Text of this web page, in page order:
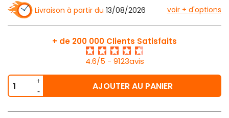
Livraison à partir du 13/08/2026 voir + d'options
+ de 200 000 Clients Satisfaits
4.6/5 - 9123avis
AJOUTER AU PANIER